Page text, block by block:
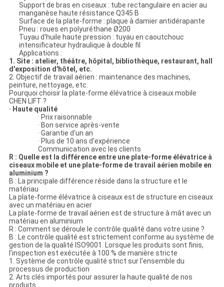
Support de bras en ciseaux : tube rectangulaire en acier au
manganèse haute résistance Q345 B
Surface de la plate-forme : plaque à damier antidérapante
Pneu : roues en polyuréthane Ø200
Tuyau d'huile haute pression : tuyau en caoutchouc
intensificateur hydraulique à double fil
Applications :
1. Site : atelier, théâtre, hôpital, bibliothèque, restaurant, hall
d'exposition d'hôtel, etc.
2. Objectif de travail aérien : maintenance des machines,
peinture, nettoyage, etc.
Pourquoi choisir la plate-forme élévatrice à ciseaux mobile
CHEN LIFT ?
· Haute qualité
· Prix raisonnable
· Bon service après-vente
· Garantie d'un an
· Plus de 10 ans d'expérience
Communication avec les clients
R : Quelle est la différence entre une plate-forme élévatrice à
ciseaux mobile et une plate-forme de travail aérien mobile en
aluminium ?
B : La principale différence réside dans la structure et le
matériau
La plate-forme élévatrice à ciseaux est de structure en ciseaux
avec un matériau en acier
La plate-forme de travail aérien est de structure à mât avec un
matériau en aluminium
R : Comment se déroule le contrôle qualité dans votre usine ?
B : Le contrôle qualité est strictement conforme au système de
gestion de la qualité ISO9001. Lorsque les produits sont finis,
l'inspection est exécutée à 100 % de manière stricte
1. Système de contrôle qualité strict sur l'ensemble du
processus de production
2. Arts clés importés pour assurer la haute qualité de nos
produits